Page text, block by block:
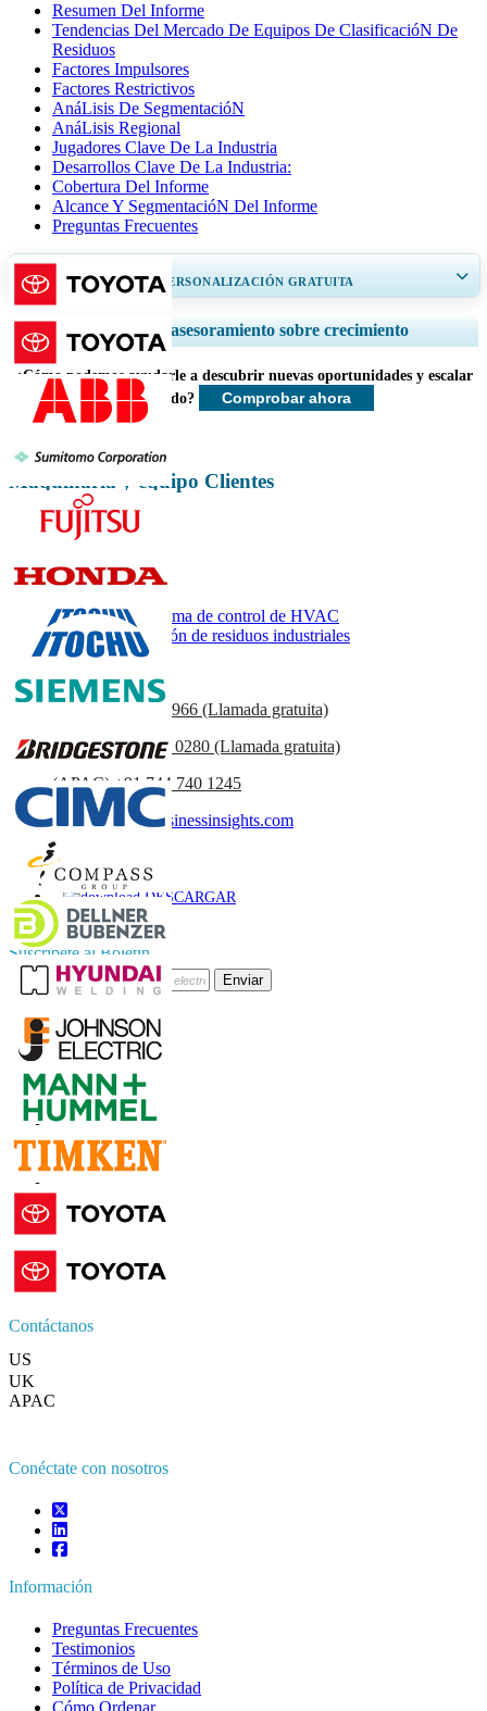
Resumen Del Informe
Tendencias Del Mercado De Equipos De ClasificacióN De
Residuos
Factores Impulsores
Factores Restrictivos
AnáLisis De SegmentacióN
AnáLisis Regional
Jugadores Clave De La Industria
Desarrollos Clave De La Industria:
Cobertura Del Informe
Alcance Y SegmentacióN Del Informe
Preguntas Frecuentes
OBTENGA UN 20% DE PERSONALIZACIÓN GRATUITA
Ampliar la cobertura regional y por país, Análisis de segmentos, Perfiles
de empresas, Benchmarking competitivo, e información sobre el usuario
final.
Personalizar ahora
Servicios de asesoramiento sobre crecimiento
¿Cómo podemos ayudarle a descubrir nuevas oportunidades y escalar
más rápido?
Comprobar ahora
Maquinaria y equipo Clientes
Informes relacionados
Mercado del sistema de control de HVAC
Mercado de gestión de residuos industriales
+1 833 909 2966 (Llamada gratuita)
UK+44 808 502 0280 (Llamada gratuita)
(APAC) +91 744 740 1245
sales@fortunebusinessinsights.com
Correo
DESCARGAR
MUESTRA
Suscríbete al Boletín
Enviar
Confianza Online
Contáctanos
US
UK
APAC
Conéctate con nosotros
Información
Preguntas Frecuentes
Testimonios
Términos de Uso
Política de Privacidad
Cómo Ordenar